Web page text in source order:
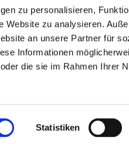
zu personalisieren,
Website zu analysieren.
an unsere Partner für
Informationen
die sie im Rahmen Ihrer
Statistiken